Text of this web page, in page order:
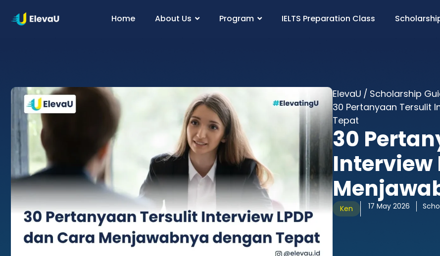
Home About Us Program IELTS Preparation Class
ElevaU / Scholarship
30 Pertanyaan Tersulit
Tepat
30
Interview
Ken 17 May 2026